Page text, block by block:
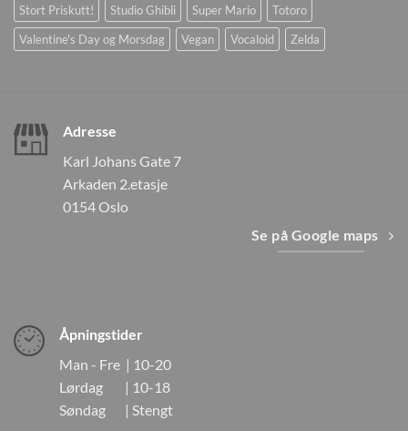
Stort Priskutt!
Studio Ghibli Super Mario
Totoro
Valentine's Day og Morsdag
Vegan Vocaloid Zelda
Adresse
Karl Johans Gate 7
Arkaden 2.etasje
0154 Oslo
Se på Google maps
Åpningstider
Man - Fre | 10-20
Lørdag | 10-18
Søndag | Stengt